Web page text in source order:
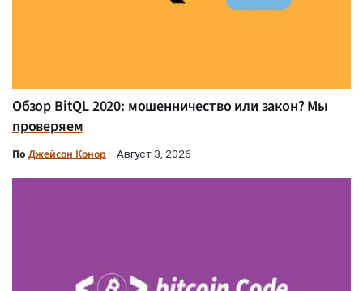
Обзор BitQL 2020: мошенничество или закон? Мы
проверяем
По Джейсон Конор Август 3, 2026